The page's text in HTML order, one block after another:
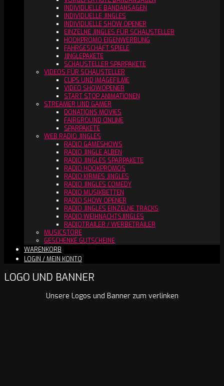
INDIVIDUELLE BANDANSAGEN
INDIVIDUELLE JINGLES
INDIVIDUELLE SHOW OPENER
EINZELNE JINGLES FÜR SCHAUSTELLER
HOOKPROMO EIGENWERBUNG
FAHRGESCHÄFT SPIELE
JINGLEPAKETE
SCHAUSTELLER SPARPAKETE
VIDEOS FÜR SCHAUSTELLER
CLIPS UND IMAGEFILME
VIDEO SHOWOPENER
START STOP ANIMATIONEN
STREAMER UND GAMER
DONATIONS MOVIES
FAIRGROUND ONLINE
SPARPAKETE
WEB RADIO JINGLES
RADIO GAMESHOWS
RADIO JINGLE ALBEN
RADIO JINGLES SPARPAKETE
RADIO HOOKPROMOS
RADIO KIRMES JINGLES
RADIO JINGLES COMEDY
RADIO MUSIKBETTEN
RADIO SHOW OPENER
RADIO JINGLES EINZELNE TRACKS
RADIO WEIHNACHTSJINGLES
RADIOTRAILER / WERBETRAILER
MUSICSTORE
GESCHENKE GUTSCHEINE
WARENKORB
LOGIN / MEIN KONTO
LOGO UND BANNER
Unsere Logos und Banner zum verlinken